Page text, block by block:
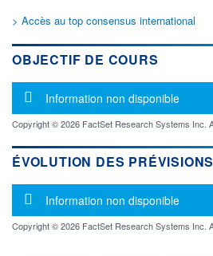
OUVERTURE
0,0000
0
VALORISATION
LIMITE À LA
BAISSE
0,0000
RENDEMENT
ESTIMÉ 2026
- -
> Accès au top consensus international
OBJECTIF DE COURS
Message d'information
Information non disponible
Copyright © 2026 FactSet Research Systems Inc.
ÉVOLUTION DES PRÉVISIONS
Message d'information
Information non disponible
Copyright © 2026 FactSet Research Systems Inc.